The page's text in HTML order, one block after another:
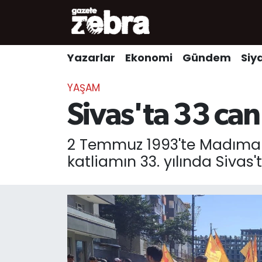
Yazarlar Ekonomi Gündem
YAŞAM
Sivas'ta 33
2 Temmuz 1993'te
katliamın 33. yılında
Yazarlar
Kültür-Sanat
Nöbetçi Eczaneler
Trafik Durumu
Tüm Manşetler
Son Dakika Haberleri
Haber Arşivi